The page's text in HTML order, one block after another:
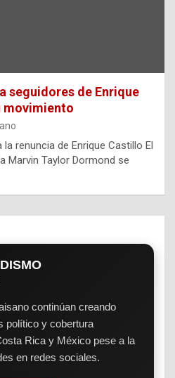
seguidores de Enrique
movimiento
renuncia de Enrique Castillo El
Marvin Taylor Dormond se
continúan creando
político y cobertura
Rica y México pese a la
en redes sociales.